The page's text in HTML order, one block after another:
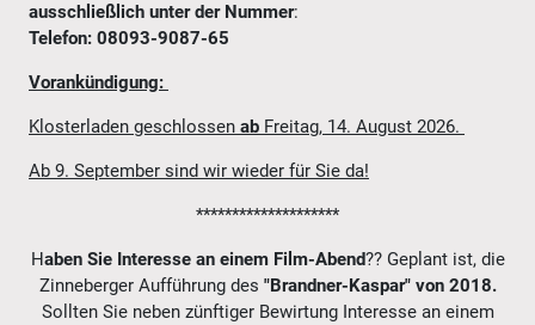
ausschließlich unter der Nummer:
Telefon: 08093-9087-65
Vorankündigung:
Klosterladen geschlossen ab Freitag, 14. August 2026.
Ab 9. September sind wir wieder für Sie da!
********************
Haben Sie Interesse an einem Film-Abend?? Geplant ist, die
Zinneberger Aufführung des "Brandner-Kaspar" von 2018.
Sollten Sie neben zünftiger Bewirtung Interesse an einem